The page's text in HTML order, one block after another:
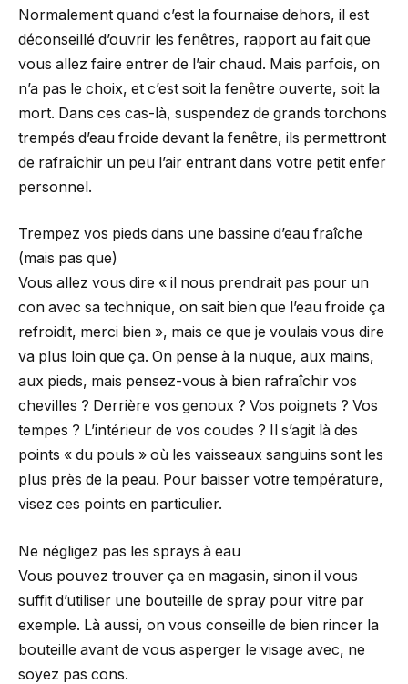
Normalement quand c’est la fournaise dehors, il est
déconseillé d’ouvrir les fenêtres, rapport au fait que
vous allez faire entrer de l’air chaud. Mais parfois, on
n’a pas le choix, et c’est soit la fenêtre ouverte, soit la
mort. Dans ces cas-là, suspendez de grands torchons
trempés d’eau froide devant la fenêtre, ils permettront
de rafraîchir un peu l’air entrant dans votre petit enfer
personnel.
Trempez vos pieds dans une bassine d’eau fraîche
(mais pas que)
Vous allez vous dire « il nous prendrait pas pour un
con avec sa technique, on sait bien que l’eau froide ça
refroidit, merci bien », mais ce que je voulais vous dire
va plus loin que ça. On pense à la nuque, aux mains,
aux pieds, mais pensez-vous à bien rafraîchir vos
chevilles ? Derrière vos genoux ? Vos poignets ? Vos
tempes ? L’intérieur de vos coudes ? Il s’agit là des
points « du pouls » où les vaisseaux sanguins sont les
plus près de la peau. Pour baisser votre température,
visez ces points en particulier.
Ne négligez pas les sprays à eau
Vous pouvez trouver ça en magasin, sinon il vous
suffit d’utiliser une bouteille de spray pour vitre par
exemple. Là aussi, on vous conseille de bien rincer la
bouteille avant de vous asperger le visage avec, ne
soyez pas cons.